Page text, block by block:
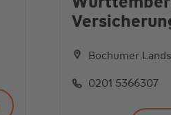
Bochumer
0201 5366307